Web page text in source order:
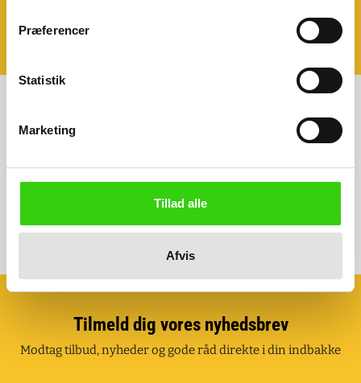
Præferencer
Statistik
Marketing
Tillad alle
Afvis
Book et møde - så kommer vi til dig!
Mulighed for kreditkort, EAN faktura eller fakturaaftale.
Tilmeld dig vores nyhedsbrev
Modtag tilbud, nyheder og gode råd direkte i din indbakke